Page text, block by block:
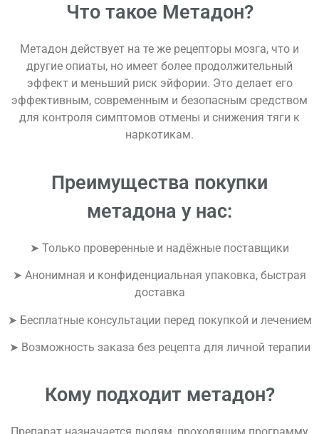
Что такое Метадон?
Метадон действует на те же рецепторы мозга, что и
другие опиаты, но имеет более продолжительный
эффект и меньший риск эйфории. Это делает его
эффективным, современным и безопасным средством
для контроля симптомов отмены и снижения тяги к
наркотикам.
Преимущества покупки
метадона у нас:
➤ Только проверенные и надёжные поставщики
➤ Анонимная и конфиденциальная упаковка, быстрая
доставка
➤ Бесплатные консультации перед покупкой и лечением
➤ Возможность заказа без рецепта для личной терапии
Кому подходит метадон?